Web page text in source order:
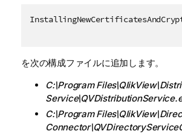
を次の構成ファイルに追加します。
C:\Program
C:\Program